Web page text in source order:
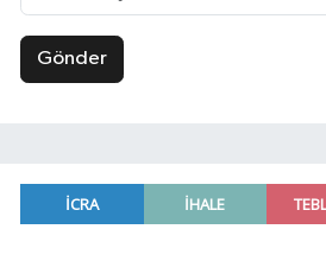
Gönder